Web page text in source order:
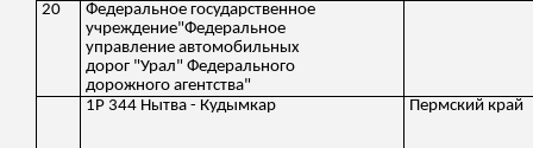
20
Федеральное государственное
учреждение"Федеральное
управление автомобильных
дорог "Урал" Федерального
дорожного агентства"
1Р 344 Нытва - Кудымкар
Пермский край